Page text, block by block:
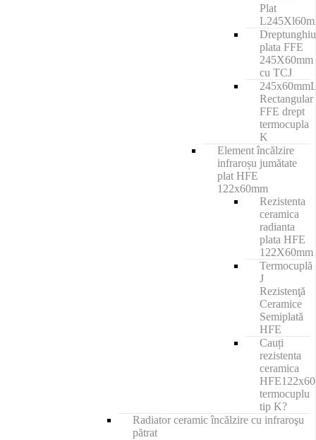
Plat
plata FFE
245X60mm
cu TCJ
Rectangular
FFE drept
termocupla
K
Element încălzire
infraroșu jumătate
plat HFE
122x60mm
Rezistenta
ceramica
radianta
plata HFE
122X60mm
Termocuplă
J
Rezistenţă
Ceramice
Semiplată
HFE
Cauți
rezistenta
ceramica
termocuplu
tip K?
Radiator ceramic încălzire cu infraroşu
pătrat